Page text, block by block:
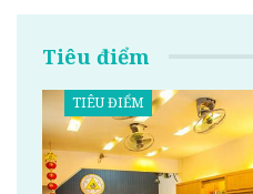
Tiêu điểm
TIÊU ĐIỂM